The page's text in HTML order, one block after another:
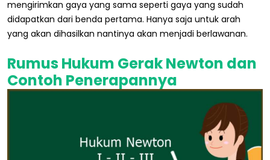
mengirimkan gaya yang sama seperti gaya yang sudah
didapatkan dari benda pertama. Hanya saja untuk arah
yang akan dihasilkan nantinya akan menjadi berlawanan.
Rumus Hukum Gerak Newton dan
Contoh Penerapannya